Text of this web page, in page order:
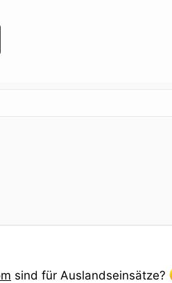
sind für Auslandseinsätze?